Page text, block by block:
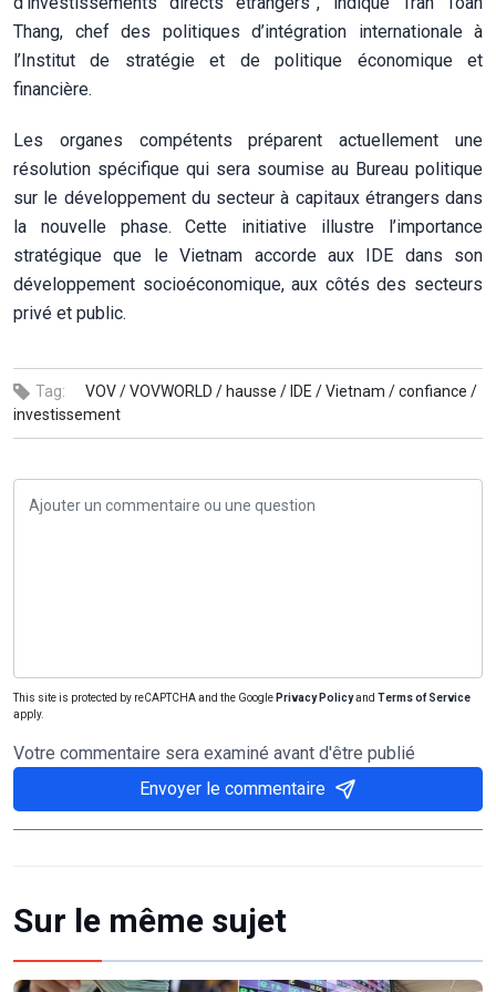
Thang, chef des politiques d’intégration internationale à
l’Institut de stratégie et de politique économique et
financière.
Les organes compétents préparent actuellement une
résolution spécifique qui sera soumise au Bureau politique
sur le développement du secteur à capitaux étrangers dans
la nouvelle phase. Cette initiative illustre l’importance
stratégique que le Vietnam accorde aux IDE dans son
développement socioéconomique, aux côtés des secteurs
privé et public.
Tag: VOV /VOVWORLD / hausse / IDE /Vietnam /confiance /
investissement
This site is protected by reCAPTCHA and the Google Privacy Policyand Terms of Service
apply.
Votre commentaire sera examiné avant d'être publié
Envoyer le commentaire
Sur le même sujet